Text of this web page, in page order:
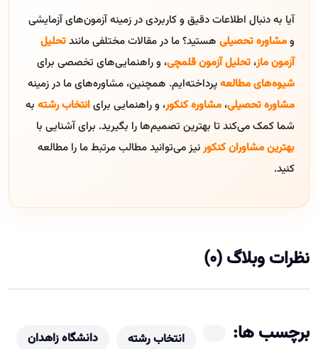
آیا به دنبال اطلاعات دقیق و کاربردی در زمینه آزمون‌های آزمایشی
ومشاوره تحصیلی هستید؟ ما در مقالات مختلفی مانندتحلیل
آزمون ماز، تحلیل آزمون قلمچی، و راهنمایی‌های تخصصی برای
شیوه‌های مطالعهپرداخته‌ایم. همچنین، مشاوره‌های ما در زمینه
مشاوره تحصیلی، مشاوره کنکور، و راهنمایی برایانتخاب رشته به
شما کمک می‌کند تا بهترین تصمیم‌ها را بگیرید. برای آشنایی با
بهترین مشاوران کنکورنیز می‌توانید مطالب مرتبط ما را مطالعه
کنید.
نظرات وبلاگ (0)
برچسب ها: انتخاب رشته
دانشگاه زاهدان